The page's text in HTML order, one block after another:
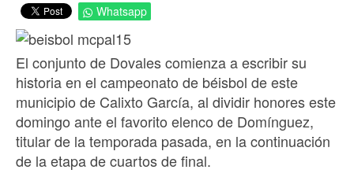
Whatsapp
El conjunto de Dovales comienza a escribir su
historia en el campeonato de béisbol de este
municipio de Calixto García, al dividir honores este
domingo ante el favorito elenco de Domínguez,
titular de la temporada pasada, en la continuación
de la etapa de cuartos de final.